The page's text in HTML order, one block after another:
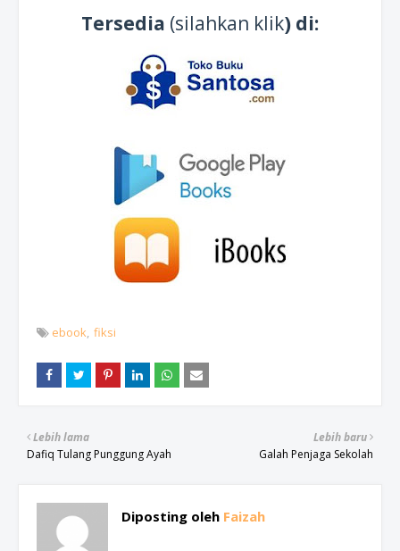
Tersedia (silahkan klik) di:
ebook fiksi
Lebih baru
Galah Penjaga Sekolah
Lebih lama
Dafiq Tulang Punggung Ayah
Diposting oleh Faizah